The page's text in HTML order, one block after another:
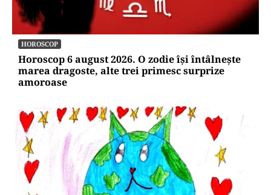
HOROSCOP
Horoscop 6 august 2026. O zodie își întâlnește
marea dragoste, alte trei primesc surprize
amoroase